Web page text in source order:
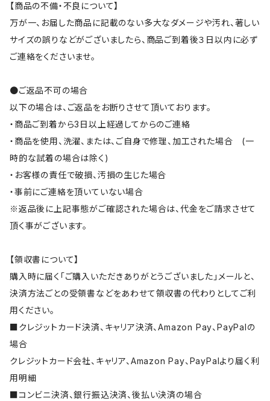
【商品の不備・不良について】
万が一、お届した商品に記載のない多大なダメージや汚れ、著しい
サイズの誤りなどがございましたら、商品ご到着後３日以内に必ず
ご連絡をくださいませ。
●ご返品不可の場合
以下の場合は、ご返品をお断りさせて頂いております。
・商品ご到着から3日以上経過してからのご連絡
・商品を使用、洗濯、または、ご自身で修理、加工された場合 (一
時的な試着の場合は除く)
・お客様の責任で破損、汚損の生じた場合
・事前にご連絡を頂いていない場合
※返品後に上記事態がご確認された場合は、代金をご請求させて
頂く事がございます。
【領収書について】
購入時に届く「ご購入いただきありがとうございました」メールと、
決済方法ごとの受領書などをあわせて領収書の代わりとしてご利
用ください。
■クレジットカード決済、キャリア決済、Amazon Pay、PayPalの
場合
クレジットカード会社、キャリア、Amazon Pay、PayPalより届く利
用明細
■コンビニ決済、銀行振込決済、後払い決済の場合